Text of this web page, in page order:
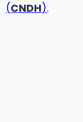
(CNDH).